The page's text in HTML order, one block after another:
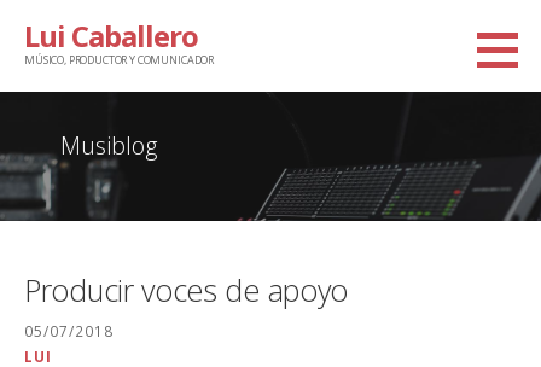
Lui Caballero
MÚSICO, PRODUCTOR Y COMUNICADOR
Musiblog
Producir voces de apoyo
05/07/2018
LUI